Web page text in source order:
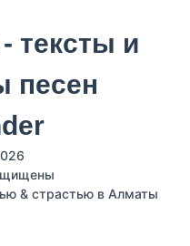
& страстью в Алматы